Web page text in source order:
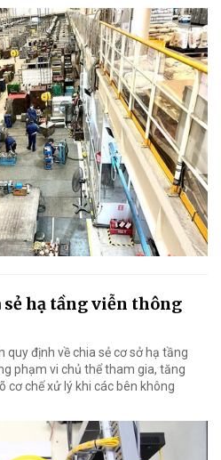
hạ tầng viễn thông
quy định về chia sẻ cơ sở hạ tầng
phạm vi chủ thể tham gia, tăng
cơ chế xử lý khi các bên không